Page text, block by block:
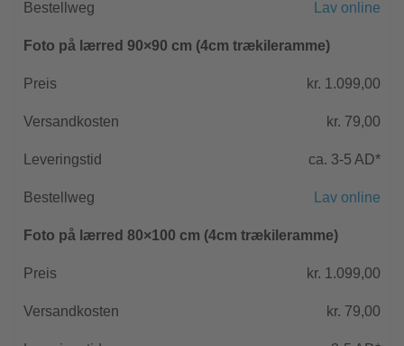
Lav online
Foto på lærred 90×90 cm (4cm trækileramme)
kr. 1.099,00
kr. 79,00
ca. 3-5 AD*
Lav online
Foto på lærred 80×100 cm (4cm trækileramme)
kr. 1.099,00
kr. 79,00